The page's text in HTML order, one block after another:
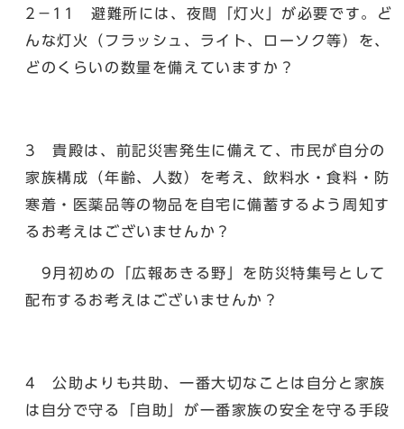
2－11 避難所には、夜間「灯火」が必要です。ど
んな灯火（フラッシュ、ライト、ローソク等）を、
どのくらいの数量を備えていますか？
3 貴殿は、前記災害発生に備えて、市民が自分の
家族構成（年齢、人数）を考え、飲料水・食料・防
寒着・医薬品等の物品を自宅に備蓄するよう周知す
るお考えはございませんか？
9月初めの「広報あきる野」を防災特集号として
配布するお考えはございませんか？
4 公助よりも共助、一番大切なことは自分と家族
は自分で守る「自助」が一番家族の安全を守る手段